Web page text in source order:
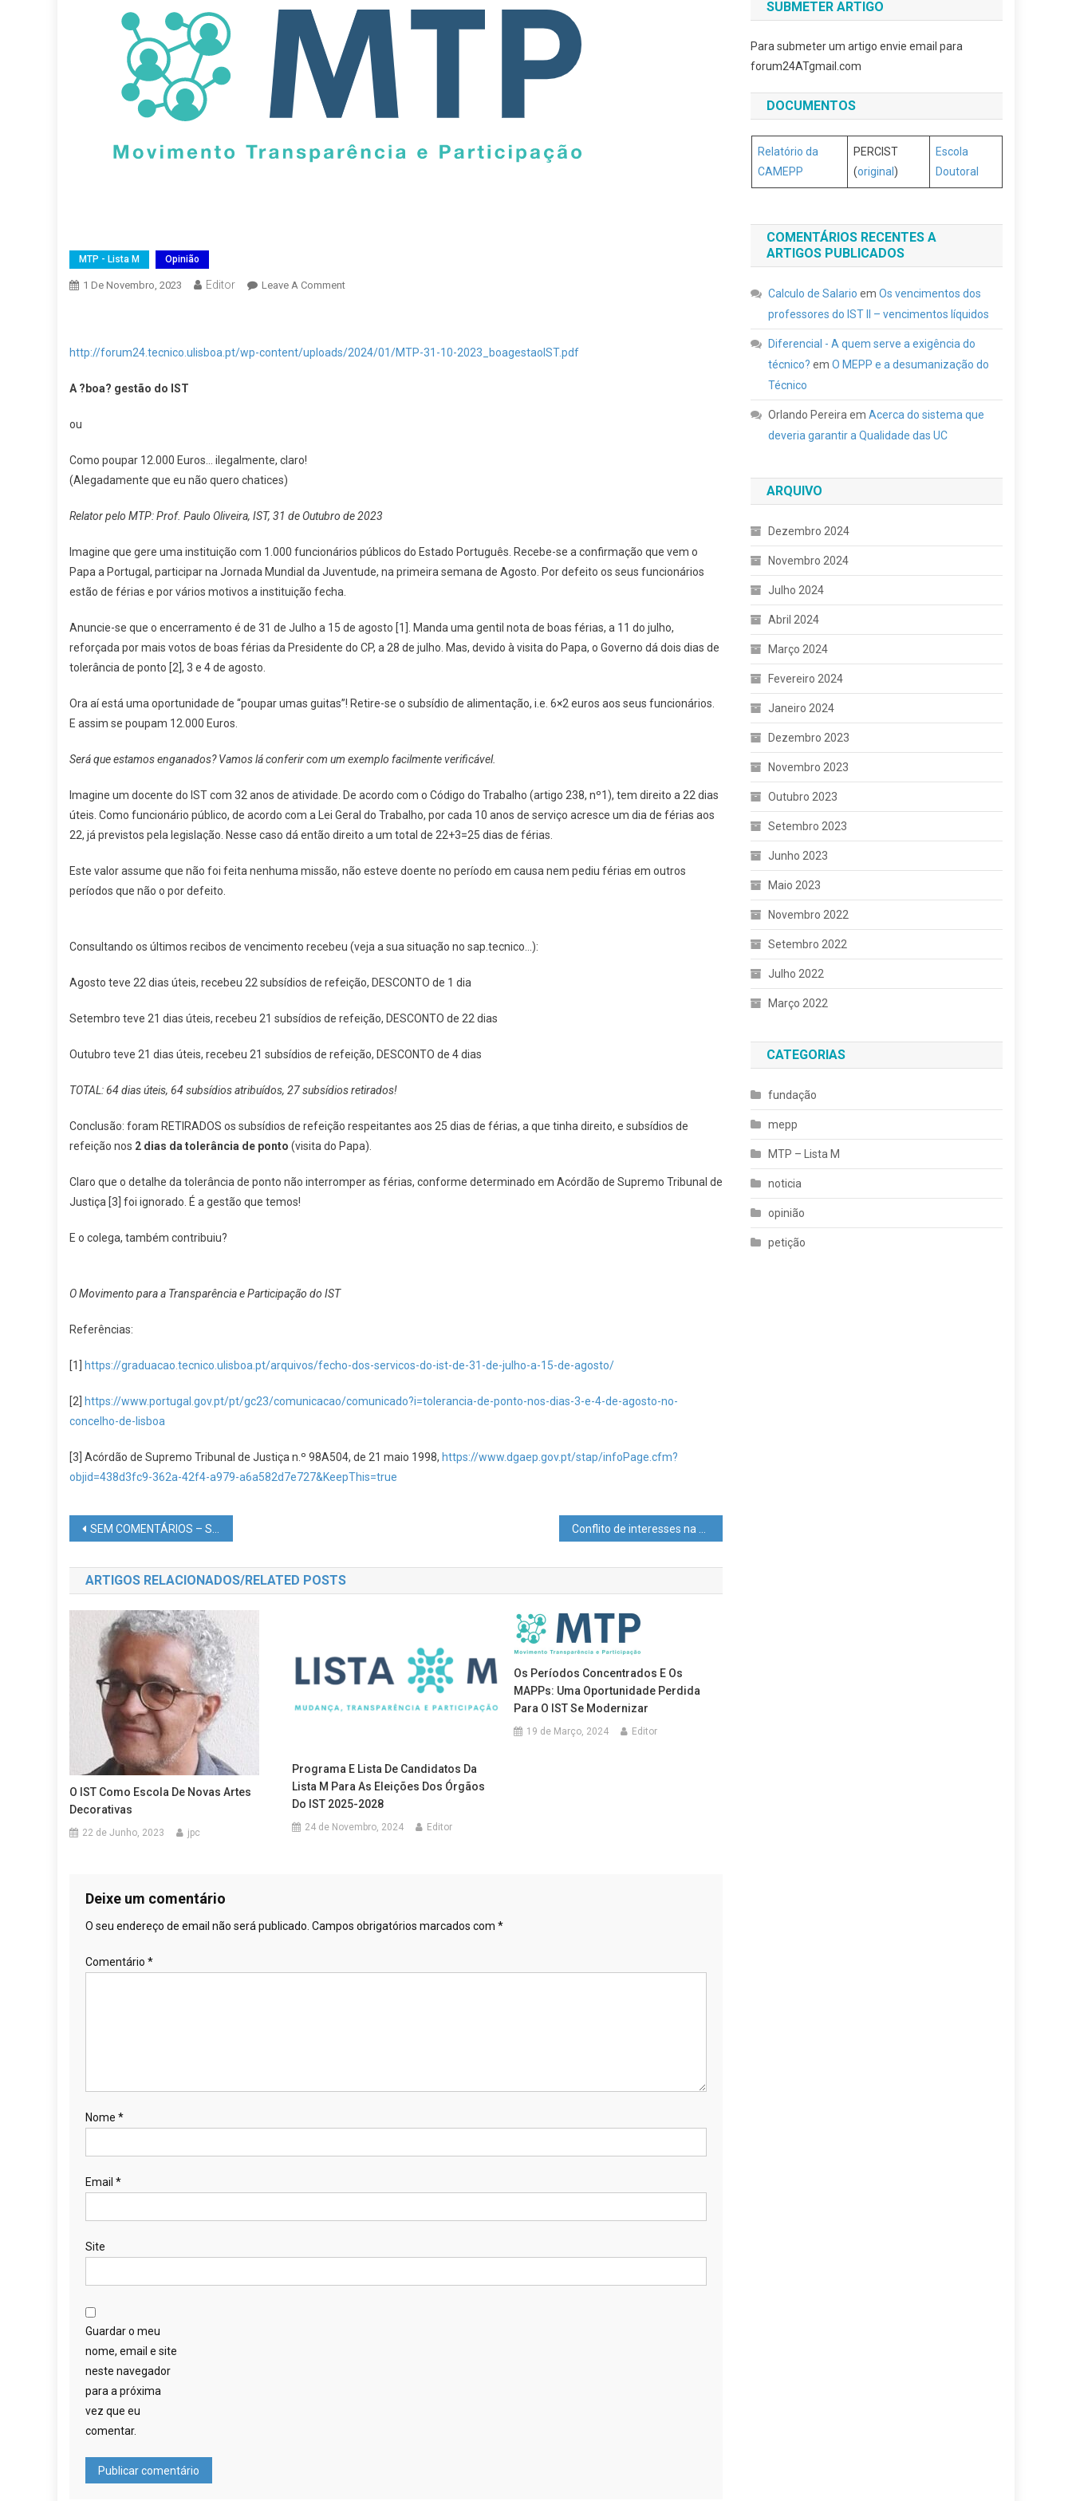
MTP - Lista M Opinião
1 De Novembro, 2023 Editor Leave A CommentOn
Gestão
http://forum24.tecnico.ulisboa.pt/wp-content/uploads/2024/01/MTP-31-10-2023_boagestaoIST.pdf
A ?boa? gestão do IST
ou
Como poupar 12.000 Euros… ilegalmente, claro!
(Alegadamente que eu não quero chatices)
Relator pelo MTP: Prof. Paulo Oliveira, IST, 31 de Outubro de 2023
Imagine que gere uma instituição com 1.000 funcionários públicos do Estado Português. Recebe-se a confirmação que vem o
Papa a Portugal, participar na Jornada Mundial da Juventude, na primeira semana de Agosto. Por defeito os seus funcionários
estão de férias e por vários motivos a instituição fecha.
Anuncie-se que o encerramento é de 31 de Julho a 15 de agosto [1]. Manda uma gentil nota de boas férias, a 11 do julho,
reforçada por mais votos de boas férias da Presidente do CP, a 28 de julho. Mas, devido à visita do Papa, o Governo dá dois dias de
tolerância de ponto [2], 3 e 4 de agosto.
Ora aí está uma oportunidade de “poupar umas guitas”! Retire-se o subsídio de alimentação, i.e. 6×2 euros aos seus funcionários.
E assim se poupam 12.000 Euros.
Será que estamos enganados? Vamos lá conferir com um exemplo facilmente verificável.
Imagine um docente do IST com 32 anos de atividade. De acordo com o Código do Trabalho (artigo 238, nº1), tem direito a 22 dias
úteis. Como funcionário público, de acordo com a Lei Geral do Trabalho, por cada 10 anos de serviço acresce um dia de férias aos
22, já previstos pela legislação. Nesse caso dá então direito a um total de 22+3=25 dias de férias.
Este valor assume que não foi feita nenhuma missão, não esteve doente no período em causa nem pediu férias em outros
períodos que não o por defeito.
Consultando os últimos recibos de vencimento recebeu (veja a sua situação no sap.tecnico…):
Agosto teve 22 dias úteis, recebeu 22 subsídios de refeição, DESCONTO de 1 dia
Setembro teve 21 dias úteis, recebeu 21 subsídios de refeição, DESCONTO de 22 dias
Outubro teve 21 dias úteis, recebeu 21 subsídios de refeição, DESCONTO de 4 dias
TOTAL: 64 dias úteis, 64 subsídios atribuídos, 27 subsídios retirados!
Conclusão: foram RETIRADOS os subsídios de refeição respeitantes aos 25 dias de férias, a que tinha direito, e subsídios de
refeição nos 2 dias da tolerância de ponto (visita do Papa).
Claro que o detalhe da tolerância de ponto não interromper as férias, conforme determinado em Acórdão de Supremo Tribunal de
Justiça [3] foi ignorado. É a gestão que temos!
E o colega, também contribuiu?
O Movimento para a Transparência e Participação do IST
Referências:
[1] https://graduacao.tecnico.ulisboa.pt/arquivos/fecho-dos-servicos-do-ist-de-31-de-julho-a-15-de-agosto/
[2]
https://www.portugal.gov.pt/pt/gc23/comunicacao/comunicado?i=tolerancia-de-ponto-nos-dias-3-e-4-de-agosto-no-
concelho-de-lisboa
[3] Acórdão de Supremo Tribunal de Justiça n.º 98A504, de 21 maio 1998, https://www.dgaep.gov.pt/stap/infoPage.cfm?
objid=438d3fc9-362a-42f4-a979-a6a582d7e727&KeepThis=true
Navegação
de
artigos
SEM COMENTÁRIOS – SÓ EVIDÊNCIA DE DADOS!
ARTIGOS RELACIONADOS/RELATED POSTS
O IST Como Escola De Novas Artes
Decorativas
22 de Junho, 2023 jpc
Programa E Lista De Candidatos Da
Lista M Para As Eleições Dos Órgãos
Do IST 2025-2028
24 de Novembro, 2024 Editor
Os Períodos Concentrados E Os
MAPPs: Uma Oportunidade Perdida
Para O IST Se Modernizar
19 de Março, 2024 Editor
Deixe um comentário
O seu endereço de email não será publicado. Campos obrigatórios marcados com *
Comentário *
Nome *
Email *
Site
Guardar o meu
nome, email e site
neste navegador
para a próxima
vez que eu
comentar.
SUBMETER ARTIGO
Para submeter um artigo envie email para
forum24ATgmail.com
DOCUMENTOS
Relatório da
CAMEPP
PERCIST
(original )
Escola
Doutoral
COMENTÁRIOS RECENTES A
ARTIGOS PUBLICADOS
Calculo de Salario emOs vencimentos dos
professores do IST II – vencimentos líquidos
Diferencial - A quem serve a exigência do
técnico? emO MEPP e a desumanização do
Técnico
Orlando Pereira emAcerca do sistema que
deveria garantir a Qualidade das UC
ARQUIVO
Dezembro 2024
Novembro 2024
Julho 2024
Abril 2024
Março 2024
Fevereiro 2024
Janeiro 2024
Dezembro 2023
Novembro 2023
Outubro 2023
Setembro 2023
Junho 2023
Maio 2023
Novembro 2022
Setembro 2022
Julho 2022
Março 2022
CATEGORIAS
fundação
mepp
MTP – Lista M
noticia
opinião
petição